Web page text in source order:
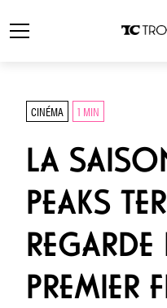
CINÉMA 1 MIN
LA
PEAKS
PREMIER